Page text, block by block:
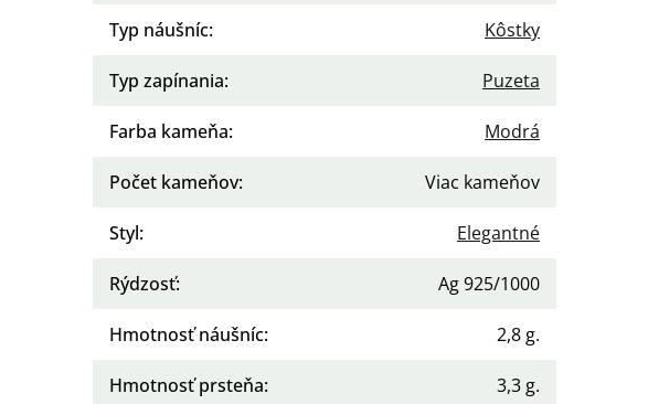
Typ náušníc: Kôstky
Typ zapínania: Puzeta
Farba kameňa: Modrá
Počet kameňov: Viac kameňov
Styl: Elegantné
Rýdzosť: Ag 925/1000
Hmotnosť náušníc: 2,8 g.
Hmotnosť prsteňa: 3,3 g.